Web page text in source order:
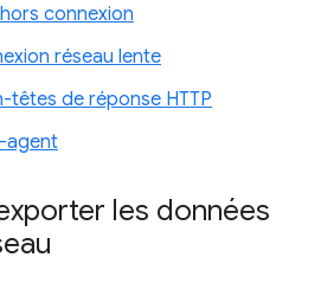
connexion
réseau lente
têtes de réponse HTTP
agent
les données